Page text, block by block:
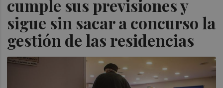
cumple sus previsiones y
sigue sin sacar a concurso la
gestión de las residencias